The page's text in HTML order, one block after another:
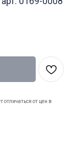
отличаться от цен в